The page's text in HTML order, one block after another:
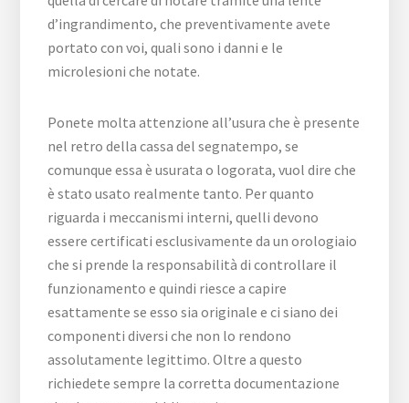
d’ingrandimento, che preventivamente avete
portato con voi, quali sono i danni e le
microlesioni che notate.
Ponete molta attenzione all’usura che è presente
nel retro della cassa del segnatempo, se
comunque essa è usurata o logorata, vuol dire che
è stato usato realmente tanto. Per quanto
riguarda i meccanismi interni, quelli devono
essere certificati esclusivamente da un orologiaio
che si prende la responsabilità di controllare il
funzionamento e quindi riesce a capire
esattamente se esso sia originale e ci siano dei
componenti diversi che non lo rendono
assolutamente legittimo. Oltre a questo
richiedete sempre la corretta documentazione